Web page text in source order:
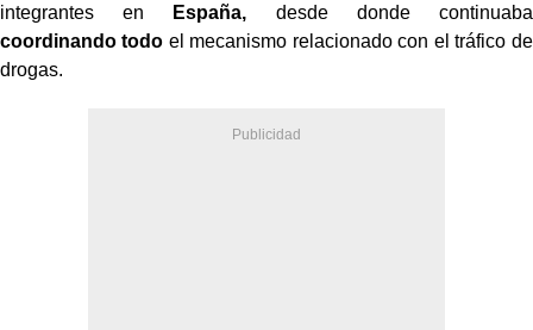
integrantes en
España, desde donde continuaba
coordinando todo el mecanismo relacionado con el tráfico de
drogas.